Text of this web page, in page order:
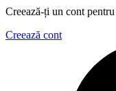
Creează-ți un cont
Creează cont